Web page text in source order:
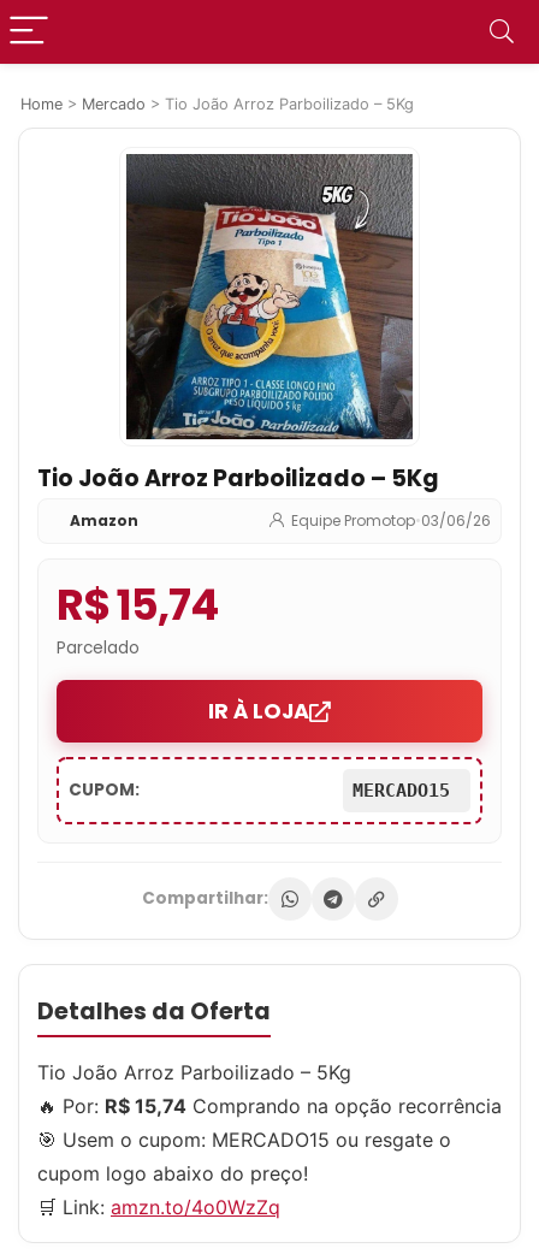
Home > Mercado > Tio João Arroz Parboilizado – 5Kg
Tio João Arroz Parboilizado – 5Kg
Amazon Equipe Promotop•03/06/26
R$ 15,74
Parcelado
IR À LOJA
CUPOM: MERCADO15
Compartilhar:
Detalhes da Oferta
Tio João Arroz Parboilizado – 5Kg
🔥 Por: R$ 15,74 Comprando na opção recorrência
🎯 Usem o cupom: MERCADO15 ou resgate o
cupom logo abaixo do preço!
🛒 Link: amzn.to/4o0WzZq